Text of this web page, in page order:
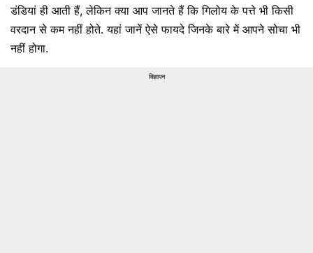
डंडियां ही आती हैं, लेकिन क्या आप जानते हैं कि गिलोय के पत्ते भी किसी
वरदान से कम नहीं होते. यहां जानें ऐसे फायदे जिनके बारे में आपने सोचा भी
नहीं होगा.
विज्ञापन